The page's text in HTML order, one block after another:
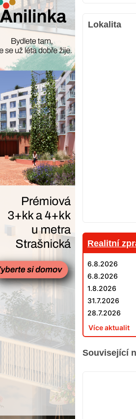
Lokalita
Realitní
6.8.2026
6.8.2026
1.8.2026
31.7.2026
28.7.2026
Více aktualit
Související